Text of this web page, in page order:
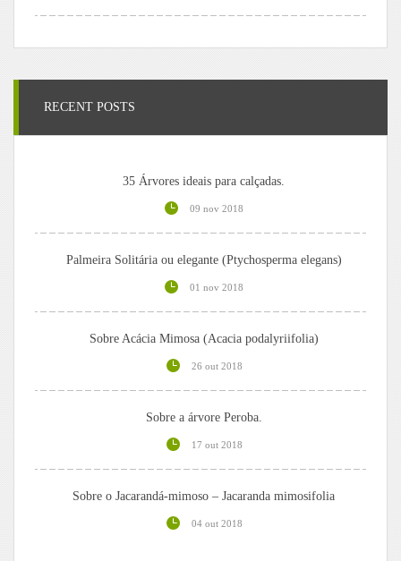
RECENT POSTS
35 Árvores ideais para calçadas.
09 nov 2018
Palmeira Solitária ou elegante (Ptychosperma elegans)
01 nov 2018
Sobre Acácia Mimosa (Acacia podalyriifolia)
26 out 2018
Sobre a árvore Peroba.
17 out 2018
Sobre o Jacarandá-mimoso – Jacaranda mimosifolia
04 out 2018